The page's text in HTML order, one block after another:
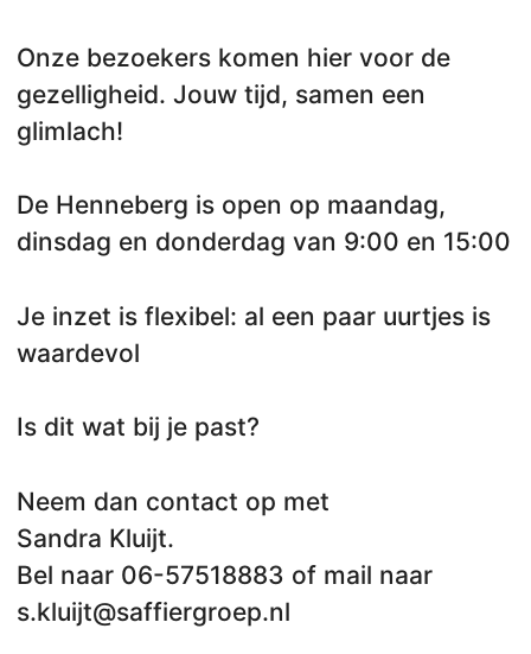
Onze bezoekers komen hier voor de
gezelligheid. Jouw tijd, samen een
glimlach!
De Henneberg is open op maandag,
dinsdag en donderdag van 9:00 en 15:00
Je inzet is flexibel: al een paar uurtjes is
waardevol
Is dit wat bij je past?
Neem dan contact op met
Sandra Kluijt.
Bel naar 06-57518883 of mail naar
s.kluijt@saffiergroep.nl